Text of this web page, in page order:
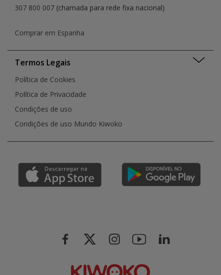
307 800 007 (chamada para rede fixa nacional)
Comprar em Espanha
Termos Legais
Política de Cookies
Política de Privacidade
Condições de uso
Condições de uso Mundo Kiwoko